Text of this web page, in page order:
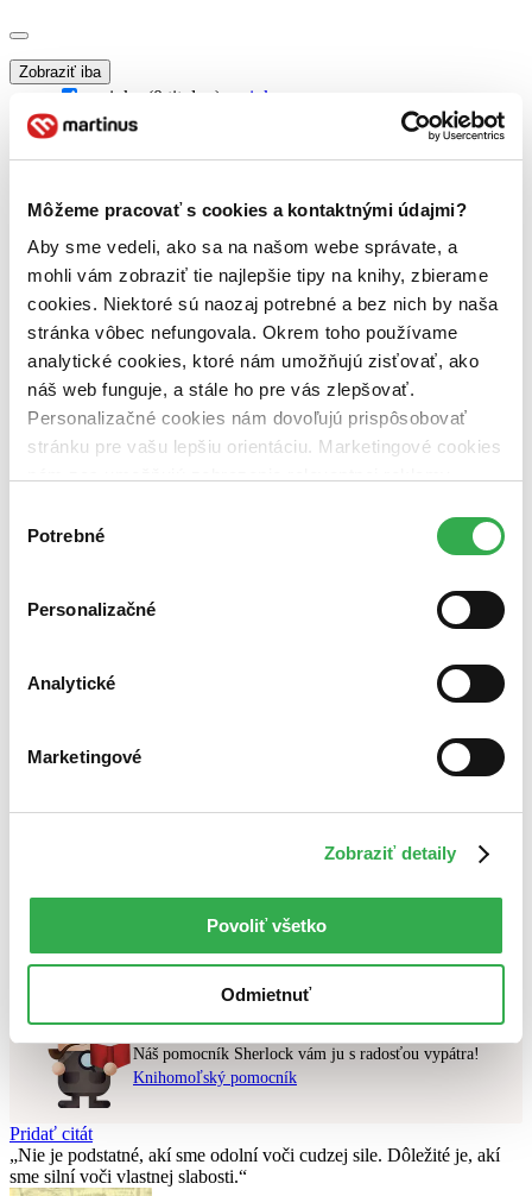
Môžeme pracovať s cookies a kontaktnými údajmi?
Aby sme vedeli, ako sa na našom webe správate, a
mohli vám zobraziť tie najlepšie tipy na knihy, zbierame
cookies. Niektoré sú naozaj potrebné a bez nich by naša
stránka vôbec nefungovala. Okrem toho používame
analytické cookies, ktoré nám umožňujú zisťovať, ako
náš web funguje, a stále ho pre vás zlepšovať.
Personalizačné cookies nám dovoľujú prispôsobovať
stránku pre vašu lepšiu orientáciu. Marketingové cookies
nám pomohlo, keby sme mohli používať všetky tieto
súhlasu
Potrebné
Personalizačné
Analytické
Marketingové
Zobraziť detaily
Povoliť všetko
Odmietnuť
Zobraziť iba
novinky (0 titulov)
novinky
zľavnené tituly (0 titulov)
Dostupnosť
predpredaj (0 titulov)predpredaj
pripravujeme (0 titulov)
pripravujeme
dostupná (bez vypredaných) (0 titulov)dostupná (bez
vypredaných)
Nové / čítané
nová
čítaná (0 titulov)čítaná
čítaná - výborný stav (0 titulov)čítaná - výborný stav
čítaná - mierne opotrebovaná (0 titulov)čítaná - mierne
opotrebovaná
vypredaných kníh
Zúžiť výber
Bestsellery
Najdrahšie
Séria Death in the National Parksnajnovšie
vyhovujúci zadaným podmienkam.
Chcete poradiť knihu?
Náš pomocník Sherlock vám ju s radosťou vypátra!
Knihomoľský pomocník
Pridať citát
Nie je podstatné, akí sme odolní voči cudzej sile. Dôležité je, akí
sme silní voči vlastnej slabosti.